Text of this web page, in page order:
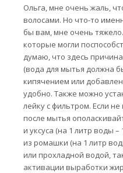
Ольга, мне очень жаль,
волосами. Но что-то
бы вам, мне очень
которые могли
думаю, что здесь
(вода для мытья должна
кипячением или
удобно. Также можно
лейку с фильтром. Если
после мытья
и уксуса (на 1 литр воды
из ромашки (на 1 литр
или прохладной водой,
активации выработки